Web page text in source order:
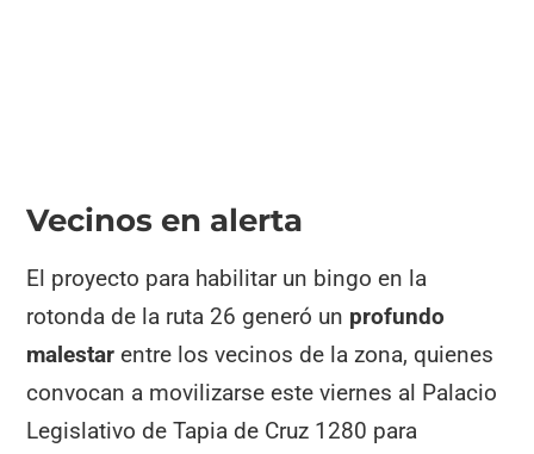
Vecinos en alerta
El proyecto para habilitar un bingo en la
rotonda de la ruta 26 generó un profundo
malestar entre los vecinos de la zona, quienes
convocan a movilizarse este viernes al Palacio
Legislativo de Tapia de Cruz 1280 para